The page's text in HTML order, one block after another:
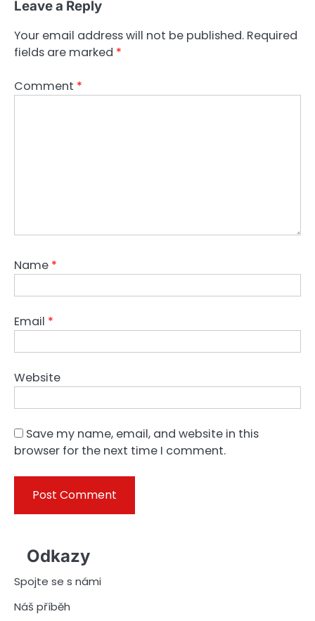
Leave a Reply
Your email address will not be published. Required
fields are marked *
Comment *
Name *
Email *
Website
Save my name, email, and website in this
browser for the next time I comment.
Odkazy
Spojte se s námi
Náš příběh